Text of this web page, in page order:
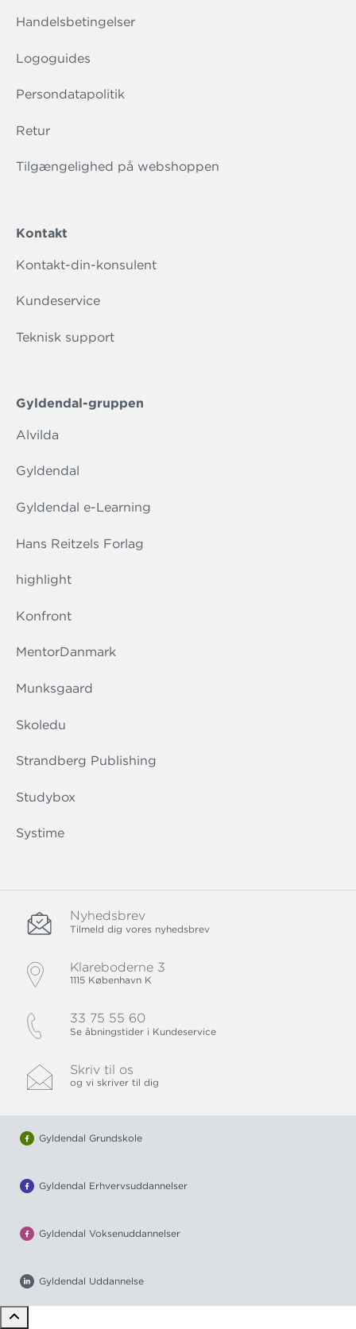
Handelsbetingelser
Logoguides
Persondatapolitik
Retur
Tilgængelighed på webshoppen
Kontakt
Kontakt-din-konsulent
Kundeservice
Teknisk support
Gyldendal-gruppen
Alvilda
Gyldendal
Gyldendal e-Learning
Hans Reitzels Forlag
highlight
Konfront
MentorDanmark
Munksgaard
Skoledu
Strandberg Publishing
Studybox
Systime
Nyhedsbrev
Tilmeld dig vores nyhedsbrev
Klareboderne 3
1115 København K
33 75 55 60
Se åbningstider i Kundeservice
Skriv til os
og vi skriver til dig
Gyldendal Grundskole
Gyldendal Erhvervsuddannelser
Gyldendal Voksenuddannelser
Gyldendal Uddannelse